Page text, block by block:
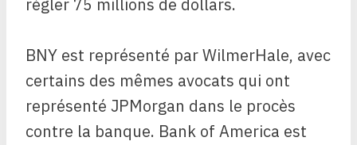
régler 75 millions de dollars.
BNY est représenté par WilmerHale, avec
certains des mêmes avocats qui ont
représenté JPMorgan dans le procès
contre la banque. Bank of America est